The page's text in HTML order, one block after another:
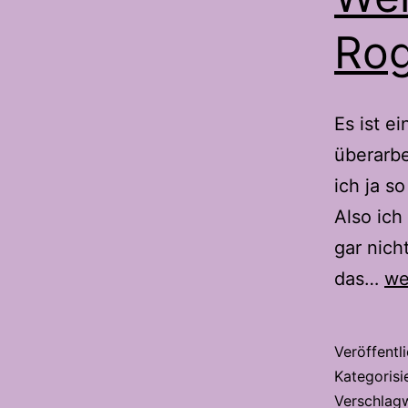
Es ist
ich ja
Also ich
gar
das…